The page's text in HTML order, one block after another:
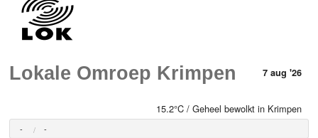
Lokale Omroep Krimpen 7 aug '26
15.2°C / Geheel bewolkt in Krimpen
- -